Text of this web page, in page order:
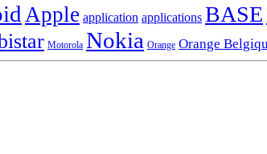
Apple application applications BASE
Motorola Nokia Orange Orange